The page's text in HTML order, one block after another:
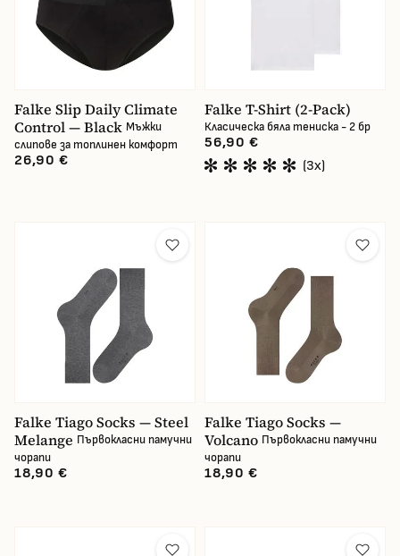
Falke Slip Daily Climate
Control — Black Мъжки
слипове за топлинен комфорт
26,90 €
Falke T-Shirt (2-Pack)
Класическа бяла тениска - 2 бр
56,90 €
(3x)
Falke Tiago Socks — Steel
Melange Първокласни памучни
чорапи
18,90 €
Falke Tiago Socks —
Volcano Първокласни памучни
чорапи
18,90 €